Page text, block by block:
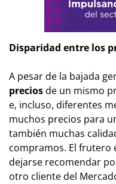
Disparidad entre los
A pesar de la bajada
preciosde un mismo
e, incluso, diferentes
muchos precios para
también muchas
compramos. El frutero
dejarse recomendar
otro cliente del